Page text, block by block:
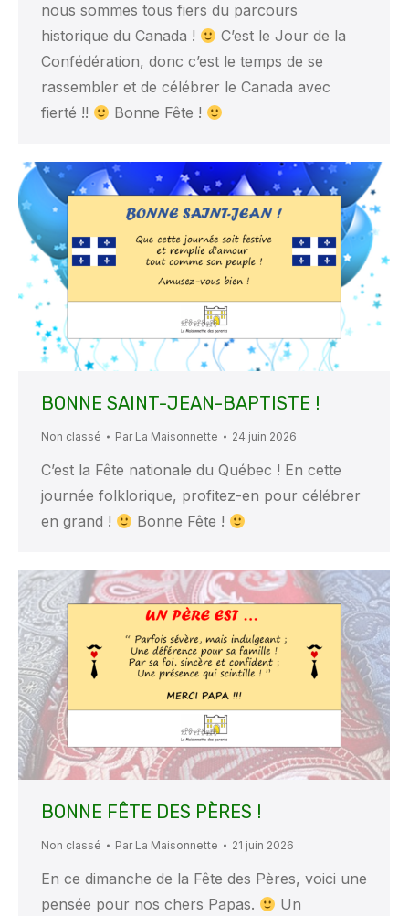
nous sommes tous fiers du parcours
historique du Canada !
C’est le Jour de la
Confédération, donc c’est le temps de se
rassembler et de célébrer le Canada avec
fierté !!
Bonne Fête !
BONNE SAINT-JEAN-BAPTISTE !
Non classé Par La Maisonnette 24 juin 2026
C’est la Fête nationale du Québec ! En cette
journée folklorique, profitez-en pour célébrer
en grand !
Bonne Fête !
BONNE FÊTE DES PÈRES !
Non classé Par La Maisonnette 21 juin 2026
En ce dimanche de la Fête des Pères, voici une
pensée pour nos chers Papas.
Un